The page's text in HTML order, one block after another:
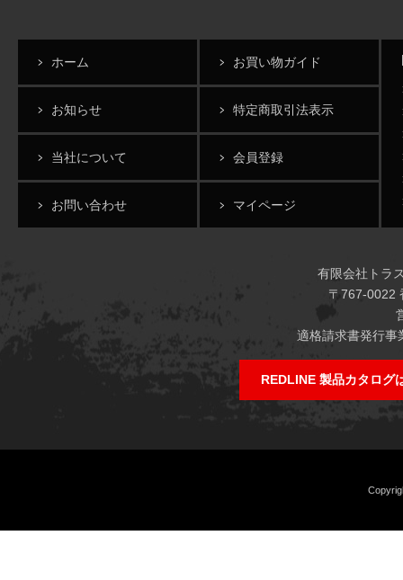
ホーム
お知らせ
当社について
お問い合わせ
お買い物ガイド
特定商取引法表示
会員登録
マイページ
有限会社トラ
〒767-0022
適格請求書発行
REDLINE 製品カタログ